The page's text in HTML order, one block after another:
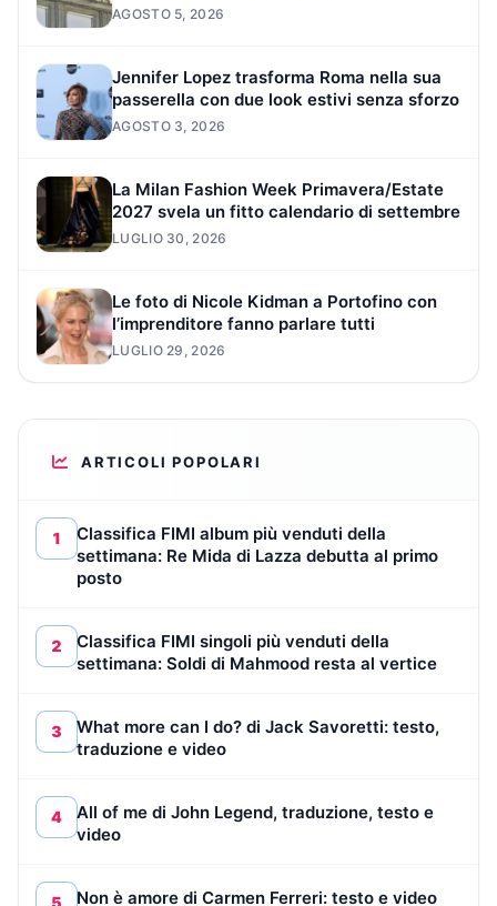
AGOSTO 5, 2026
Jennifer Lopez trasforma Roma nella sua
passerella con due look estivi senza sforzo
AGOSTO 3, 2026
La Milan Fashion Week Primavera/Estate
2027 svela un fitto calendario di settembre
LUGLIO 30, 2026
Le foto di Nicole Kidman a Portofino con
l’imprenditore fanno parlare tutti
LUGLIO 29, 2026
ARTICOLI POPOLARI
1
Classifica FIMI album più venduti della
settimana: Re Mida di Lazza debutta al primo
posto
2
Classifica FIMI singoli più venduti della
settimana: Soldi di Mahmood resta al vertice
3
What more can I do? di Jack Savoretti: testo,
traduzione e video
4
All of me di John Legend, traduzione, testo e
video
Non è amore di Carmen Ferreri: testo e video